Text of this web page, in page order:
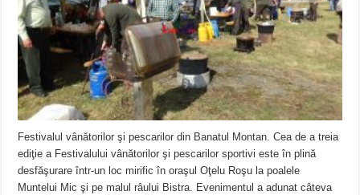
Festivalul vânătorilor şi pescarilor din Banatul Montan. Cea de a treia
ediţie a Festivalului vânătorilor şi pescarilor sportivi este în plină
desfăşurare într-un loc mirific în oraşul Oţelu Roşu la poalele
Muntelui Mic şi pe malul râului Bistra. Evenimentul a adunat câteva